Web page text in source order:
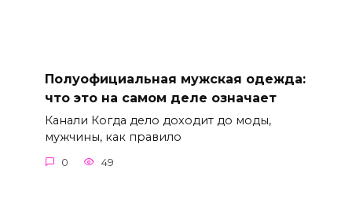
Полуофициальная мужская одежда:
что это на самом деле означает
Канали Когда дело доходит до моды,
мужчины, как правило
0 49